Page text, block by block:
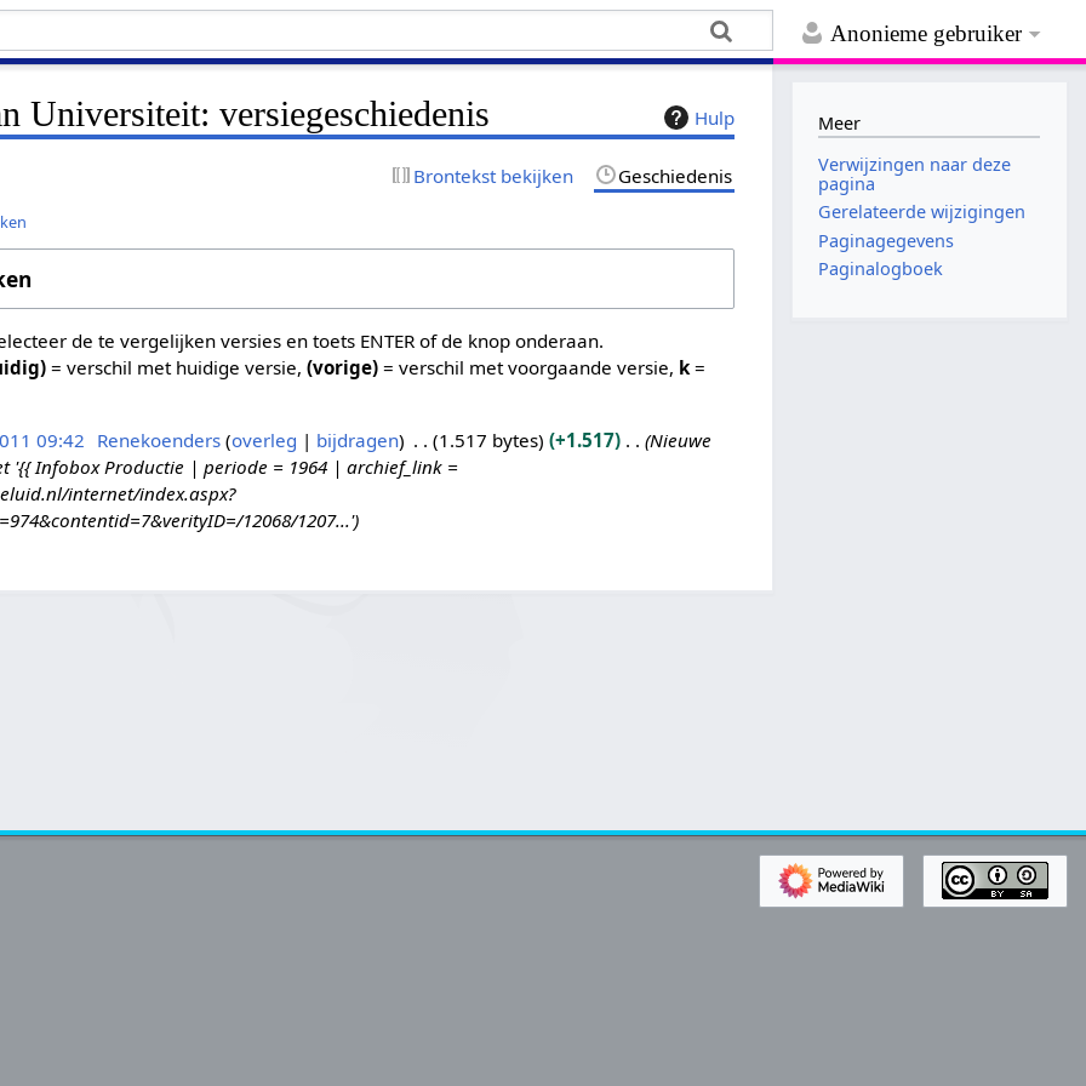
Anonieme gebruiker
Hulp
Universiteit: versiegeschiedenis
Brontekst bekijken Geschiedenis
de te vergelijken versies en toets ENTER of de knop onderaan.
= verschil met huidige versie,(vorige) = verschil met voorgaande versie, k =
09:42 Renekoenders overleg bijdragen 1.517 bytes +1.517
Nieuwe
'{{ Infobox Productie | periode = 1964 | archief_link =
internet/index.aspx?
12068/1207...'
Meer
Verwijzingen naar deze
pagina
Gerelateerde wijzigingen
Paginagegevens
Paginalogboek